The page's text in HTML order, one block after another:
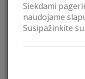
Siekdami
naudojame
Susipažinkite